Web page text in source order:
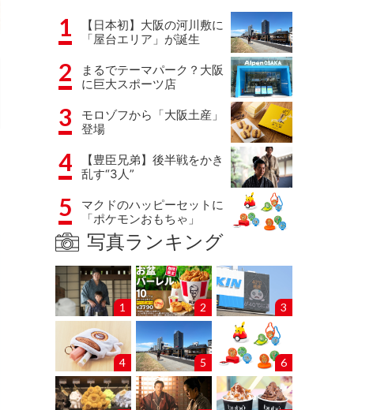
1
【日本初】大阪の河川敷に
「屋台エリア」が誕生
2
まるでテーマパーク？大阪
に巨大スポーツ店
3
モロゾフから「大阪土産」
登場
4
【豊臣兄弟】後半戦をかき
乱す“3人”
5
マクドのハッピーセットに
「ポケモンおもちゃ」
写真ランキング
1 2 3
4 5 6